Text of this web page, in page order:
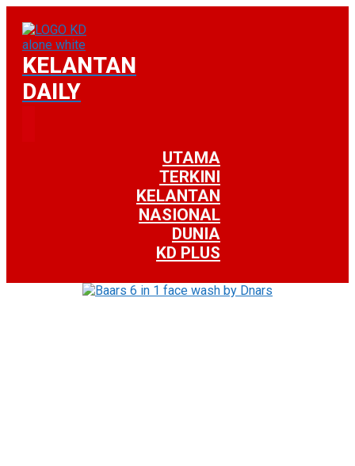
KELANTAN
DAILY
UTAMA
TERKINI
KELANTAN
NASIONAL
DUNIA
KD PLUS